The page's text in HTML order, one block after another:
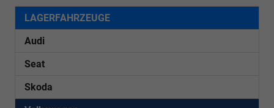
LAGERFAHRZEUGE
Audi
Seat
Skoda